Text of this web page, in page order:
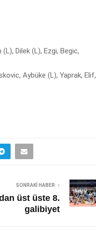
Dilek (L), Ezgi, Begic,
Aybüke (L), Yaprak, Elif,
SONRAKI HABER
üst üste 8.
galibiyet